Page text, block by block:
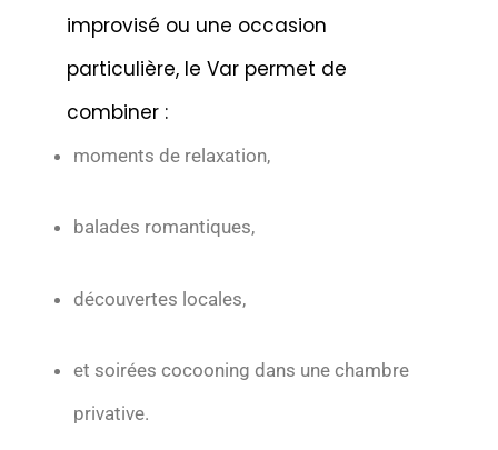
improvisé ou une occasion
particulière, le Var permet de
combiner :
moments de relaxation,
balades romantiques,
découvertes locales,
et soirées cocooning dans une chambre
privative.